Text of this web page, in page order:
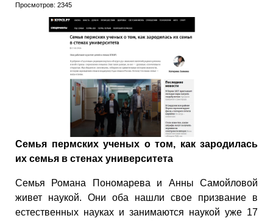
Просмотров: 2345
Семья пермских ученых о том, как зародилась
их семья в стенах университета
Семья Романа Пономарева и Анны Самойловой
живет наукой. Они оба нашли свое призвание в
естественных науках и занимаются наукой уже 17